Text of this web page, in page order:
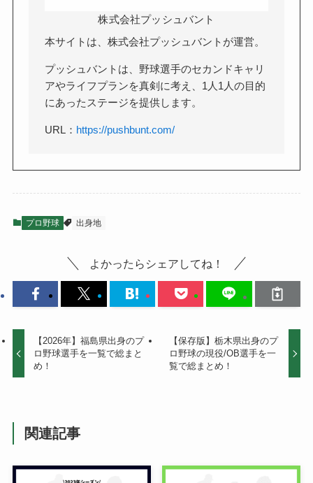
株式会社プッシュバント
本サイトは、株式会社プッシュバントが運営。
プッシュバントは、野球選手のセカンドキャリ
アやライフプランを真剣に考え、1人1人の目的
にあったステージを提供します。
URL： https://pushbunt.com/
プロ野球 出身地
よかったらシェアしてね！
【2026年】福島県出身のプ
ロ野球選手を一覧で総まと
め！
【保存版】栃木県出身のプ
ロ野球の現役/OB選手を一
覧で総まとめ！
関連記事